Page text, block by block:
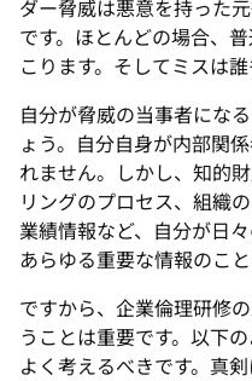
ダー脅威は悪意を持った
です。ほとんどの場合、
こります。そしてミスは誰
自分が脅威の当事者にな
ょう。自分自身が内部関
れません。しかし、知的
リングのプロセス、組織
業績情報など、自分が日
あらゆる重要な情報のこ
ですから、企業倫理研修
うことは重要です。以下
よく考えるべきです。 真